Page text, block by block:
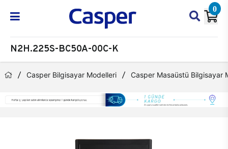
0
N2H.225S-BC50A-00C-K
Casper Bilgisayar Modelleri Casper Masaüstü Bilgisayar